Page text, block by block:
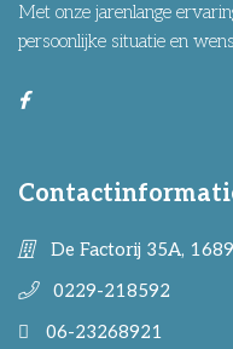
Met onze jarenlange
persoonlijke situatie en
De Factorij 35A,
0229-218592
06-23268921